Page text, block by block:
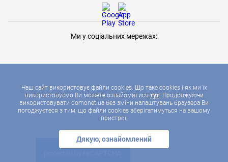
Наш сайт використовує файли cookies. Що таке cookies і як ми їх
використовуємо Ви можете ознайомитися тут. Продовжуючи
використовувати domonet.ua без зміни налаштувань браузера Ви
погоджуєтеся з тим, що файли cookies зберігатимуться на вашому
пристрої.
Дякую, ознайомлений
Ми у соціальних мережах:
2026 © ДОМОНЕТ, УСІ ПРАВА ЗАХИЩЕНІ